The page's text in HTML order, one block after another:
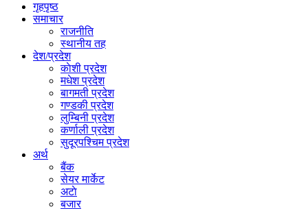
गृहपृष्‍ठ
समाचार
राजनीति
स्थानीय तह
देश/प्रदेश
काेशी प्रदेश
मधेश प्रदेश
बागमती प्रदेश
गण्डकी प्रदेश
लुम्बिनी प्रदेश
कर्णाली प्रदेश
सुदूरपश्चिम प्रदेश
अर्थ
बैंक
सेयर मार्केट
अटाे
बजार